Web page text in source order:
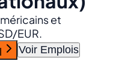
et
EUR.
Voir Emplois